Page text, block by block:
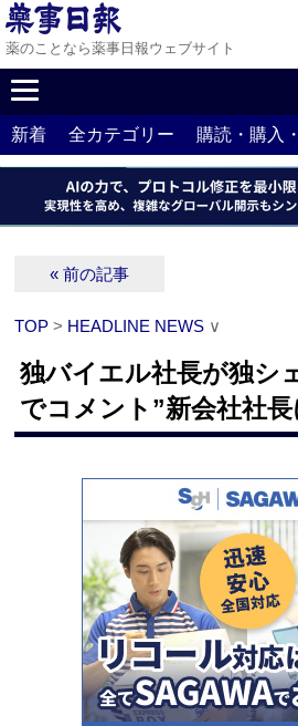
薬のことなら薬事日報ウェブサイト
新着 全カテゴリー 購読・購入
« 前の記事
TOP > HEADLINE NEWS ∨
独バイエル社長が独シ
でコメント”新会社社